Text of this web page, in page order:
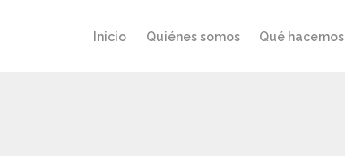
Inicio Quiénes somos Qué hacemos